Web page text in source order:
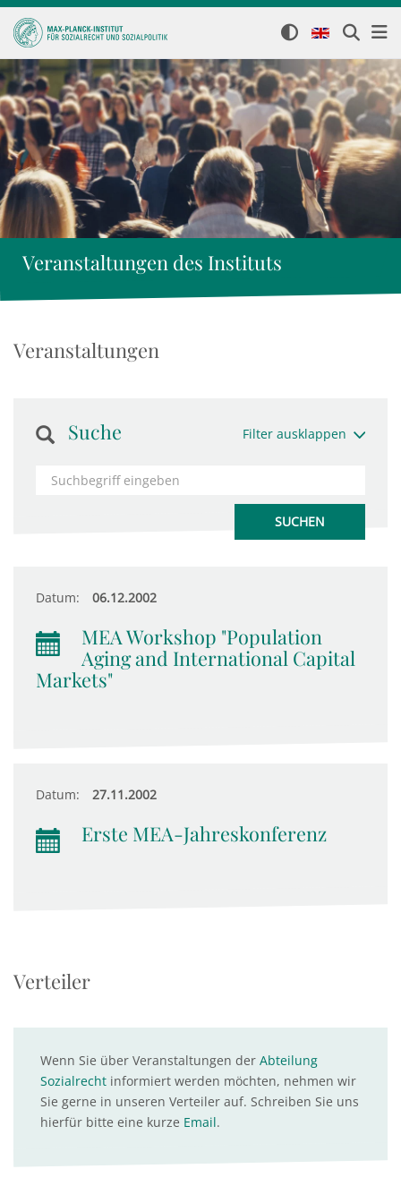
Veranstaltungen des Instituts
Veranstaltungen
Suche Filter ausklappen
Datum: 06.12.2002
MEA Workshop "Population
Aging and International Capital
Markets"
Datum: 27.11.2002
Erste MEA-Jahreskonferenz
Verteiler
Wenn Sie über Veranstaltungen der Abteilung
Sozialrecht informiert werden möchten, nehmen wir
Sie gerne in unseren Verteiler auf. Schreiben Sie uns
hierfür bitte eine kurze Email.